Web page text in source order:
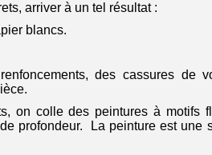
arriver à un tel résultat :
blancs.
des cassures de
on colle des peintures à motifs
de profondeur. La peinture est une